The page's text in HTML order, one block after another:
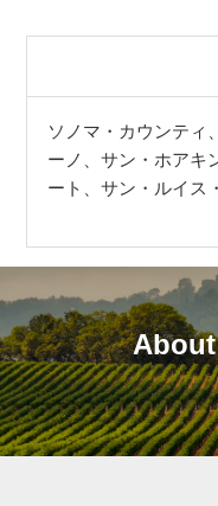
ソノマ・カウンティ
ーノ、サン・ホアキ
ート、サン・ルイス